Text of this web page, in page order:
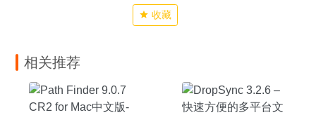
收藏
相关推荐